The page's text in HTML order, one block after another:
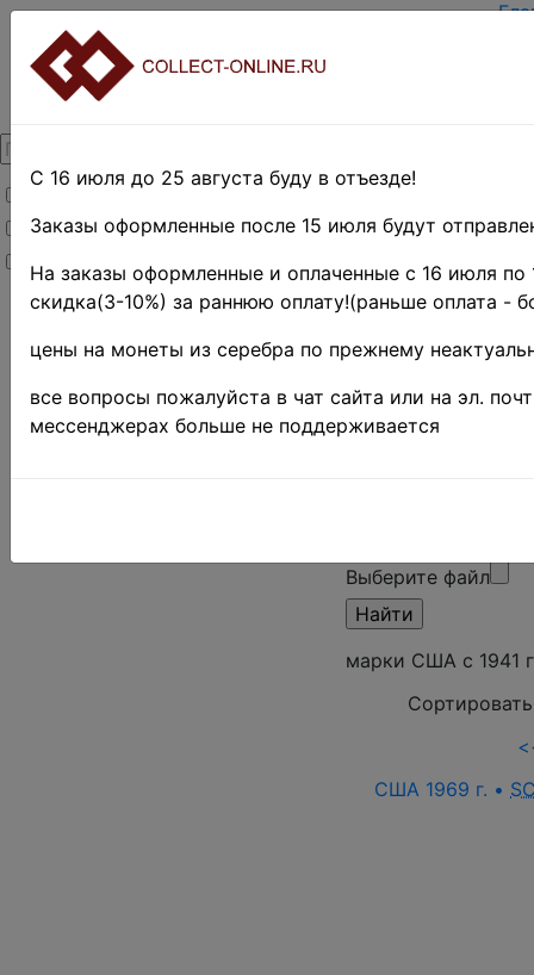
Товары со скидкой
Товары в наличии
Новинки
Главная»
США» 1941
г. - н. д.
Поиск в категории
Выберите файл
марки США с 1941
США 1969 г. •
С 16 июля до 25 августа буду в отъезде!
Заказы оформленные после 15 июля будут
На заказы оформленные и оплаченные с 16 июля по
скидка(3-10%) за раннюю оплату!(раньше оплата -
цены на монеты из серебра по прежнему
все вопросы пожалуйста в чат сайта или на эл.
мессенджерах больше не поддерживается